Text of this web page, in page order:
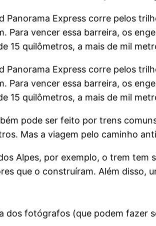
Panorama Express corre pelos
Para vencer essa barreira, os
15 quilômetros, a mais de mil
Panorama Express corre pelos
Para vencer essa barreira, os
15 quilômetros, a mais de mil
pode ser feito por trens
Mas a viagem pelo caminho
Alpes, por exemplo, o trem tem
que o construíram. Além disso,
dos fotógrafos (que podem fazer